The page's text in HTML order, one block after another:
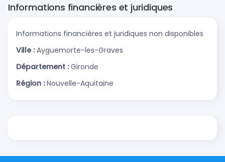
Informations financières et juridiques
Informations financières et juridiques non disponibles
Ville : Ayguemorte-les-Graves
Département : Gironde
Région : Nouvelle-Aquitaine